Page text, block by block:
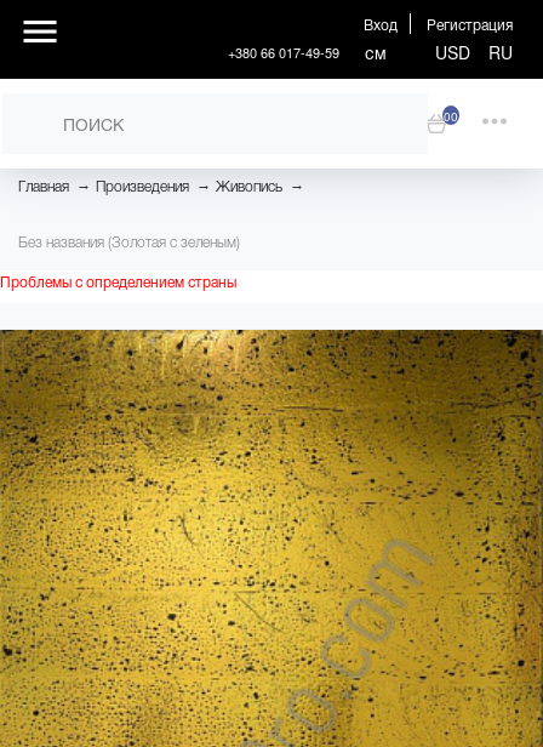
Вход Регистрация
+380 66 017-49-59 см USD RU
00
Главная → Произведения → Живопись →
Без названия (Золотая с зеленым)
Проблемы с определением страны